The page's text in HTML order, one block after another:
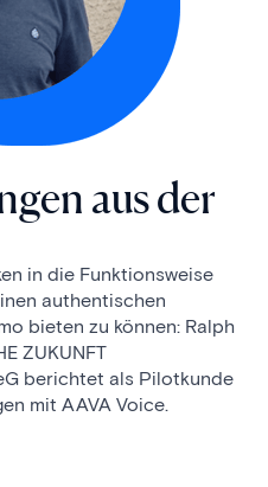
aus der
in die Funktionsweise
authentischen
bieten zu können: Ralph
ZUKUNFT
berichtet als Pilotkunde
mit AAVA Voice.